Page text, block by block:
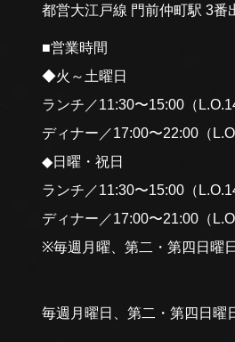
都営大江戸線 門前仲町駅 3番
■営業時間
◆火～土曜日
ランチ／11:30〜15:00（
ディナー／17:00〜22:00（
◆日曜・祝日
ランチ／11:30〜15:00（
ディナー／17:00〜21:00（
※毎週月曜、第二・第四日
毎週月曜日、第二・第四日曜